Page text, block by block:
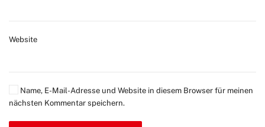
Website
Name, E-Mail-Adresse und Website in diesem Browser für meinen
nächsten Kommentar speichern.